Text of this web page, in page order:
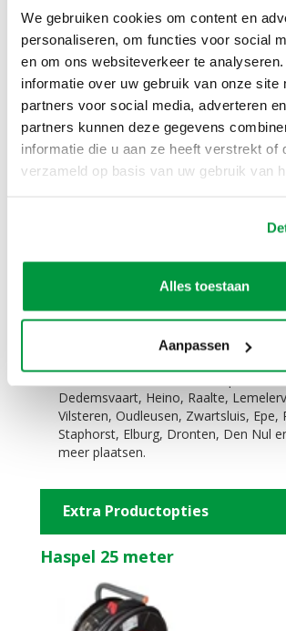
We gebruiken cookies om content en
personaliseren, om functies voor social
en om ons websiteverkeer te
informatie over uw gebruik van onze site
partners voor social media, adverteren
partners kunnen deze gegevens
informatie die u aan ze heeft verstrekt of
verzameld op basis van uw gebruik van
Alles toestaan
Aanpassen
Scheer/spanlijnen,
4 grote haringen voor in de grond
4 kleine haringen voor tussen de
klinkers
De blower van 380 Watt
Eenvoudig te vervoeren!
De feestpop past (zonder lucht) in
in een Smart is dit geen probleem.
Het is mogelijk om dit product te
Niet alleen in Zwolle in de verhuur,
Hattem, Hasselt, Dalfsen, Kampen,
Nieuwleusen, Dronten, Giethoorn,
Oldebroek, Ommen, Meppel,
Dedemsvaart, Heino, Raalte,
Vilsteren, Oudleusen, Zwartsluis, Epe,
Staphorst, Elburg, Dronten, Den Nul
meer plaatsen.
Extra Productopties
Haspel 25 meter